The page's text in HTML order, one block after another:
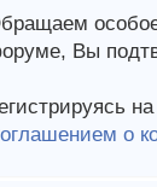
Вы
о